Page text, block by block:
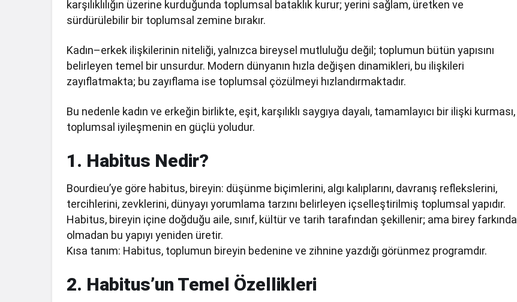
karşılıklılığın üzerine kurduğunda toplumsal bataklık kurur; yerini sağlam, üretken ve
sürdürülebilir bir toplumsal zemine bırakır.
Kadın–erkek ilişkilerinin niteliği, yalnızca bireysel mutluluğu değil; toplumun bütün yapısını
belirleyen temel bir unsurdur. Modern dünyanın hızla değişen dinamikleri, bu ilişkileri
zayıflatmakta; bu zayıflama ise toplumsal çözülmeyi hızlandırmaktadır.
Bu nedenle kadın ve erkeğin birlikte, eşit, karşılıklı saygıya dayalı, tamamlayıcı bir ilişki kurması,
toplumsal iyileşmenin en güçlü yoludur.
1. Habitus Nedir?
Bourdieu’ye göre habitus, bireyin: düşünme biçimlerini, algı kalıplarını, davranış reflekslerini,
tercihlerini, zevklerini, dünyayı yorumlama tarzını belirleyen içselleştirilmiş toplumsal yapıdır.
Habitus, bireyin içine doğduğu aile, sınıf, kültür ve tarih tarafından şekillenir; ama birey farkında
olmadan bu yapıyı yeniden üretir.
Kısa tanım: Habitus, toplumun bireyin bedenine ve zihnine yazdığı görünmez programdır.
2. Habitus’un Temel Özellikleri